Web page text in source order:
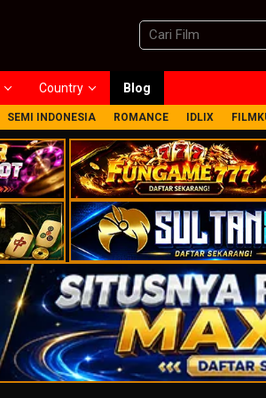
Country Blog
SEMI INDONESIA ROMANCE IDLIX